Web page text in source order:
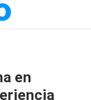
en